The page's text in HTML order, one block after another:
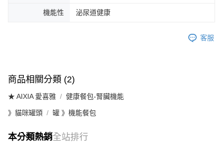
機能性 泌尿道健康
客服
商品相關分類 (2)
★ AIXIA 愛喜雅 健康餐包-腎臟機能
》貓咪罐頭 罐 》機能餐包
本分類熱銷全站排行